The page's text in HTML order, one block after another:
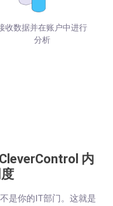
收数据并在账户中进行
分析
内
是你的IT部门。这就是